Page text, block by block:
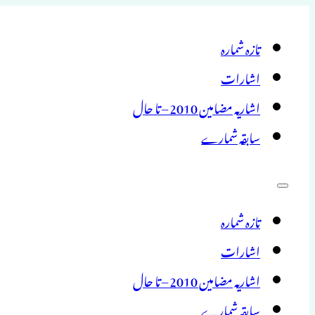
تازہ شمارہ
اشارات
اشاریہ مضامین 2010 – تا حال
سابقہ شمارے
تازہ شمارہ
اشارات
اشاریہ مضامین 2010 – تا حال
سابقہ شمارے